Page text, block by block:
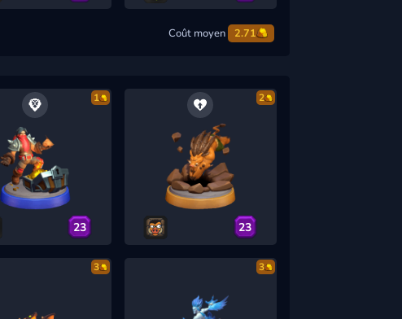
Coût moyen 2.71
1
23
2
23
3 3